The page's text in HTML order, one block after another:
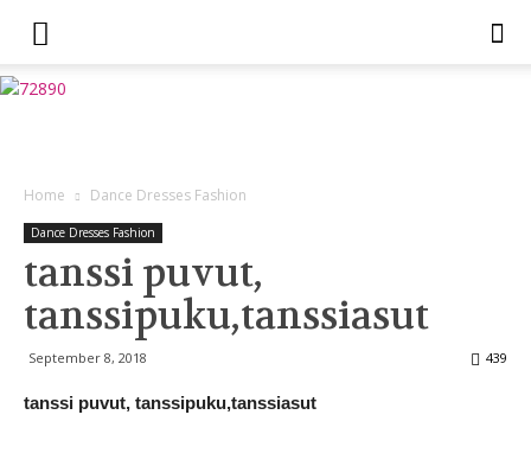
Home Dance Dresses Fashion
Dance Dresses Fashion
tanssi puvut,
tanssipuku,tanssiasut
September 8, 2018 439
tanssi puvut, tanssipuku,tanssiasut